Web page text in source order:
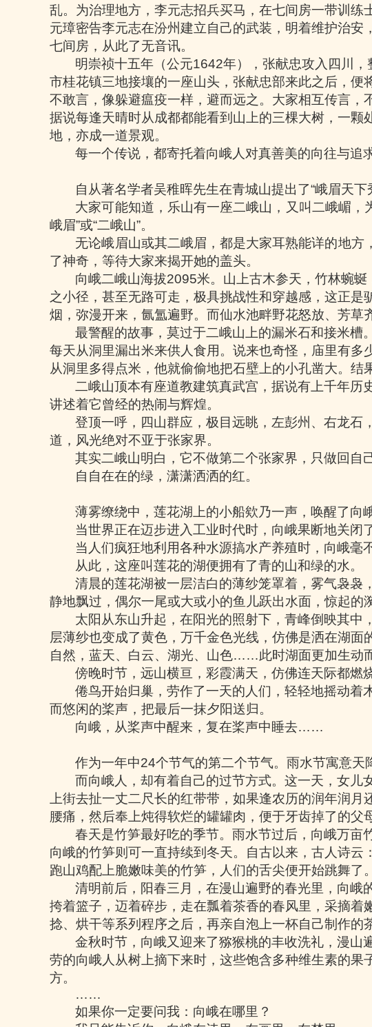
乱。为治理地方，李元志招兵买马，在七间房一带训
元璋密告李元志在汾州建立自己的武装，明着维护治
七间房，从此了无音讯。
明崇祯十五年（公元1642年），张献忠攻入四川
市桂花镇三地接壤的一座山头，张献忠部来此之后，
不敢言，像躲避瘟疫一样，避而远之。大家相互传言
据说每逢天晴时从成都都能看到山上的三棵大树，一
地，亦成一道景观。
每一个传说，都寄托着向峨人对真善美的向往与追求
自从著名学者吴稚晖先生在青城山提出了“峨眉天下
大家可能知道，乐山有一座二峨山，又叫二峨嵋，
峨眉”或“二峨山”。
无论峨眉山或其二峨眉，都是大家耳熟能详的地
了神奇，等待大家来揭开她的盖头。
向峨二峨山海拔2095米。山上古木参天，竹林蜿
之小径，甚至无路可走，极具挑战性和穿越感，这正
烟，弥漫开来，氤氲遍野。而仙水池畔野花怒放、芳草
最警醒的故事，莫过于二峨山上的漏米石和接米槽
每天从洞里漏出米来供人食用。说来也奇怪，庙里有
从洞里多得点米，他就偷偷地把石壁上的小孔凿大。结
二峨山顶本有座道教建筑真武宫，据说有上千年
讲述着它曾经的热闹与辉煌。
登顶一呼，四山群应，极目远眺，左彭州、右龙
道，风光绝对不亚于张家界。
其实二峨山明白，它不做第二个张家界，只做回自己
自自在在的绿，潇潇洒洒的红。
薄雾缭绕中，莲花湖上的小船欸乃一声，唤醒了向峨
当世界正在迈步进入工业时代时，向峨果断地关闭
当人们疯狂地利用各种水源搞水产养殖时，向峨毫
从此，这座叫莲花的湖便拥有了青的山和绿的水。
清晨的莲花湖被一层洁白的薄纱笼罩着，雾气袅
静地飘过，偶尔一尾或大或小的鱼儿跃出水面，惊起的
太阳从东山升起，在阳光的照射下，青峰倒映其
层薄纱也变成了黄色，万千金色光线，仿佛是洒在湖
自然，蓝天、白云、湖光、山色……此时湖面更加生动
傍晚时节，远山横亘，彩霞满天，仿佛连天际都
倦鸟开始归巢，劳作了一天的人们，轻轻地摇动
而悠闲的桨声，把最后一抹夕阳送归。
向峨，从桨声中醒来，复在桨声中睡去……
作为一年中24个节气的第二个节气。雨水节寓意天
而向峨人，却有着自己的过节方式。这一天，女
上街去扯一丈二尺长的红带带，如果逢农历的润年润
腰痛，然后奉上炖得软烂的罐罐肉，便于牙齿掉了的父
春天是竹笋最好吃的季节。雨水节过后，向峨万
向峨的竹笋则可一直持续到冬天。自古以来，古人诗云：
跑山鸡配上脆嫩味美的竹笋，人们的舌尖便开始跳舞了。
清明前后，阳春三月，在漫山遍野的春光里，向峨
挎着篮子，迈着碎步，走在瓢着茶香的春风里，采摘着
捻、烘干等系列程序之后，再亲自泡上一杯自己制作的
金秋时节，向峨又迎来了猕猴桃的丰收洗礼，漫
劳的向峨人从树上摘下来时，这些饱含多种维生素的
方。
……
如果你一定要问我：向峨在哪里？